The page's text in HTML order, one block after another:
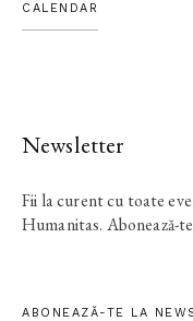
CALENDAR
Newsletter
Fii la curent cu toate
Humanitas. Abonează-
ABONEAZĂ-TE LA